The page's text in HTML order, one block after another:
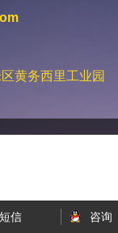
短信 咨询
黄务西里工业园